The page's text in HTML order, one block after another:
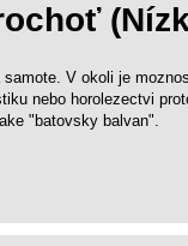
samote. V okoli je
nebo horolezectvi
"batovsky balvan".